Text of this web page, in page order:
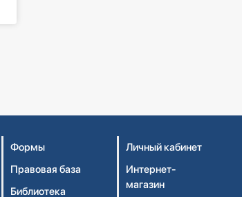
Формы
Правовая база
Библиотека
Личный кабинет
Интернет-
магазин